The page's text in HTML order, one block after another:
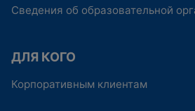
Сведения об образовательной
ДЛЯ КОГО
Корпоративным клиентам